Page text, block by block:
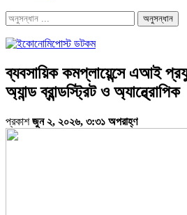
ব্যবসায়িক কমপ্লায়েন্সে এআই
অ্যান্ড ব্রান্ডস্ট্রিট ও অ্যান্থ্রোপিক
প্রকাশজুন ২, ২০২৬, ৩:৩১ অপরাহ্ণ